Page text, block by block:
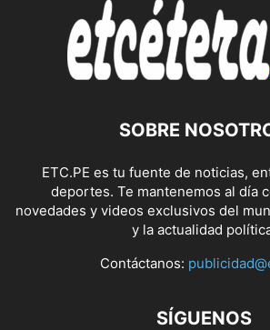
SOBRE
ETC.PE es tu fuente de noticias,
deportes. Te mantenemos al día
novedades y videos exclusivos del
y la actualidad
Contáctanos:
SÍGUENOS